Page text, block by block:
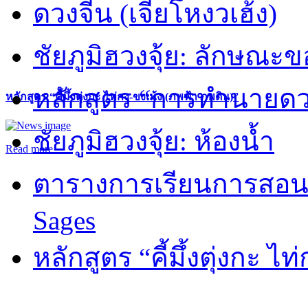
หลักสูตร “คี้มึ้งตุ่งกะ ไท่กง-ขงเม้ง (ภพฟ้า ภพดิน)”
Read more
ดวงจีน (เจี่ยโหงวเฮ้ง)
ชัยภูมิฮวงจุ้ย: ลักษณะ
หลักสูตร “การทำนายด
ชัยภูมิฮวงจุ้ย: ห้องน้ำ
ตารางการเรียนการส
Sages
หลักสูตร “คี้มึ้งตุ่งกะ ไ